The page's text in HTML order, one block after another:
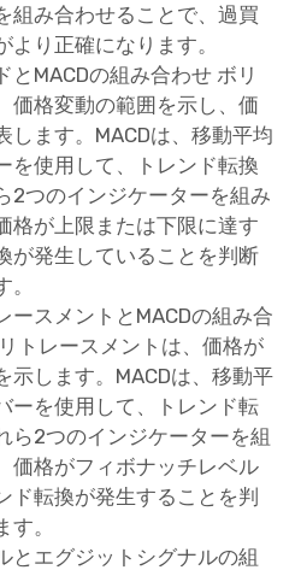
組み合わせることで、過買
より正確になります。
とMACDの組み合わせ ボリ
価格変動の範囲を示し、価
します。MACDは、移動平均
を使用して、トレンド転換
2つのインジケーターを組み
格が上限または下限に達す
が発生していることを判断
ースメントとMACDの組み合
トレースメントは、価格が
示します。MACDは、移動平
ーを使用して、トレンド転
ら2つのインジケーターを組
価格がフィボナッチレベル
ド転換が発生することを判
。
とエグジットシグナルの組